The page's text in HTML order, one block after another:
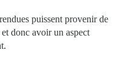
puissent provenir de
donc avoir un aspect